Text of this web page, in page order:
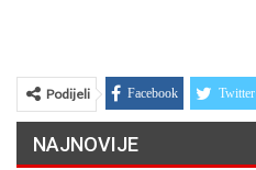
Podijeli Facebook Twitter
NAJNOVIJE